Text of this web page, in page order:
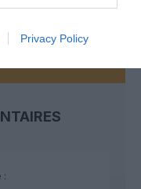
Privacy Policy
: